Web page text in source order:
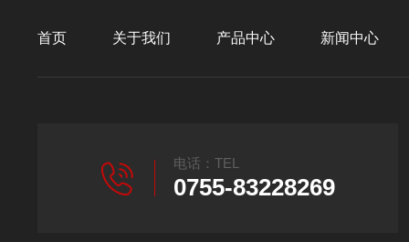
首页 关于我们 产品中心 新闻中心
电话：TEL
0755-83228269